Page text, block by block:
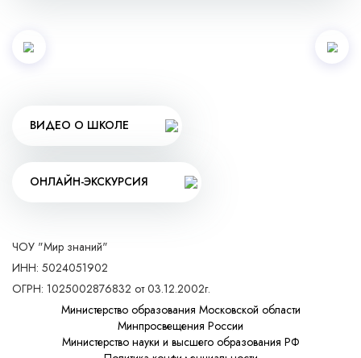
ВИДЕО О ШКОЛЕ
ОНЛАЙН-ЭКСКУРСИЯ
ЧОУ "Мир знаний"
ИНН: 5024051902
ОГРН: 1025002876832 от 03.12.2002г.
Министерство образования Московской области
Минпросвещения России
Министерство науки и высшего образования РФ